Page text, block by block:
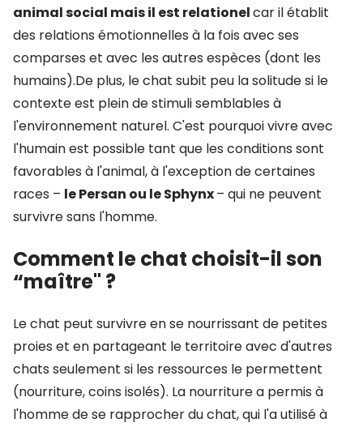
animal social mais il est relationelcar il établit
des relations émotionnelles à la fois avec ses
comparses et avec les autres espèces (dont les
humains).De plus, le chat subit peu la solitude si le
contexte est plein de stimuli semblables à
l'environnement naturel. C'est pourquoi vivre avec
l'humain est possible tant que les conditions sont
favorables à l'animal, à l'exception de certaines
races – le Persan ou le Sphynx– qui ne peuvent
survivre sans l'homme.
Comment le chat choisit-il son
“maître" ?
Le chat peut survivre en se nourrissant de petites
proies et en partageant le territoire avec d'autres
chats seulement si les ressources le permettent
(nourriture, coins isolés). La nourriture a permis à
l'homme de se rapprocher du chat, qui l'a utilisé à